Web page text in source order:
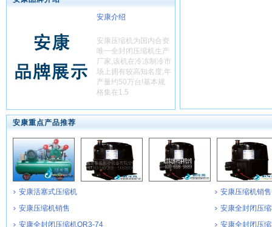
安康介绍
安康压缩机为国内合资
唯一全封闭压缩机生产
厂家,该机在冷冻制冷市
场上拥有较高知名度,年
产量约50万台!基本规
格集在1.5
安康重点产品推荐
安康活塞式压缩机
安康压缩机销
安康压缩机销售
安康全封闭压
安康全封闭压缩机QR3-74
安康全封闭压